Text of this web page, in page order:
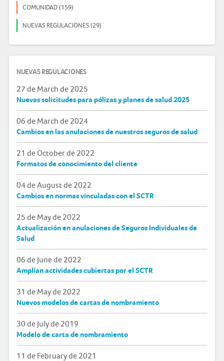
COMUNIDAD (159)
NUEVAS REGULACIONES (29)
NUEVAS REGULACIONES
27 de March de 2025
Nuevas solicitudes para pólizas y planes de salud 2025
06 de March de 2024
Cambios en las anulaciones de nuestros seguros de salud
21 de October de 2022
Formatos de conocimiento del cliente
04 de August de 2022
Cambios en normas vinculadas con el SCTR
25 de May de 2022
Actualización en anulaciones de Seguros Individuales de
Salud
06 de June de 2022
Amplían actividades cubiertas por el SCTR
31 de May de 2022
Nuevos modelos de cartas de nombramiento
30 de July de 2019
Modelo de carta de nombramiento
11 de February de 2021